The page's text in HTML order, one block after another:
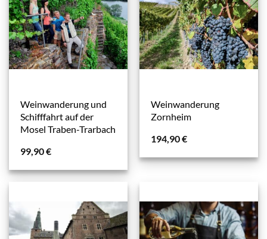
Weinwanderung und
Schifffahrt auf der
Mosel Traben-Trarbach
99,90€
Weinwanderung
Zornheim
194,90€